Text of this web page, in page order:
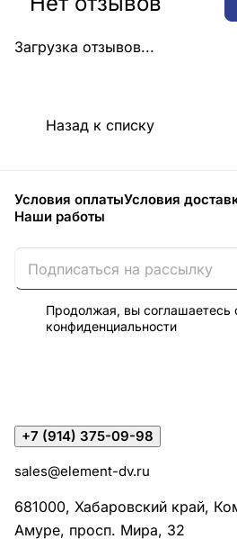
Загрузка отзывов...
Назад к списку
Условия оплатыУсловия
Наши работы
Продолжая, вы соглашаетесь
конфиденциальности
+7 (914) 375-09-98
sales@element-dv.ru
681000, Хабаровский край,
Амуре, просп. Мира, 32